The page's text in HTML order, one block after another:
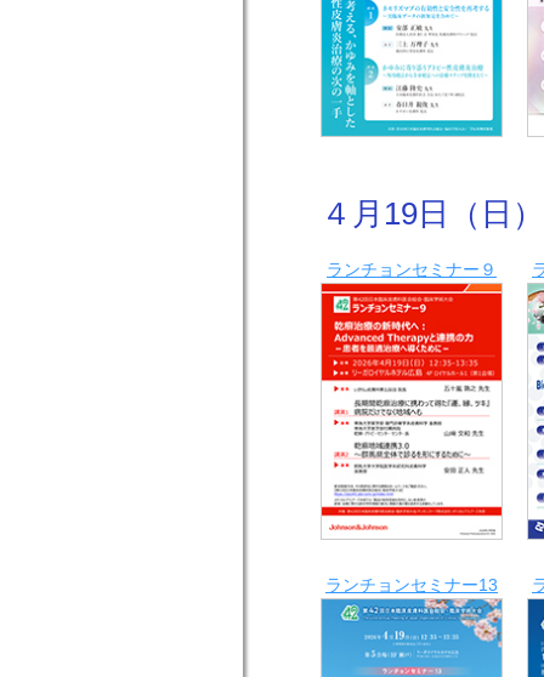
４月19日（日
ランチョンセミナー９
ランチョンセミナー13